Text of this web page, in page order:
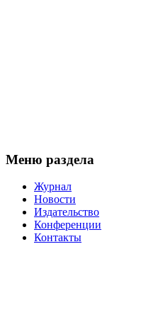
Меню раздела
Журнал
Новости
Издательство
Конференции
Контакты